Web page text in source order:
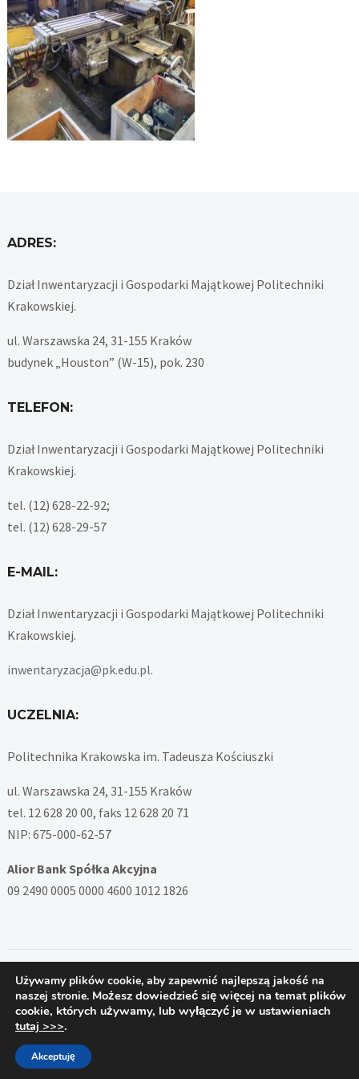
ADRES:
Dział Inwentaryzacji i Gospodarki Majątkowej Politechniki
Krakowskiej.
ul. Warszawska 24, 31-155 Kraków
budynek „Houston” (W-15), pok. 230
TELEFON:
Dział Inwentaryzacji i Gospodarki Majątkowej Politechniki
Krakowskiej.
tel. (12) 628-22-92;
tel. (12) 628-29-57
E-MAIL:
Dział Inwentaryzacji i Gospodarki Majątkowej Politechniki
Krakowskiej.
inwentaryzacja@pk.edu.pl.
UCZELNIA:
Politechnika Krakowska im. Tadeusza Kościuszki
ul. Warszawska 24, 31-155 Kraków
tel. 12 628 20 00, faks 12 628 20 71
NIP: 675-000-62-57
Alior Bank Spółka Akcyjna
09 2490 0005 0000 4600 1012 1826
Copyright © 2026 — System ZSD Politechniki Krakowskiej. All
Rights Reserved
Designed by
Używamy plików cookie, aby zapewnić najlepszą jakość na
naszej stronie. Możesz dowiedzieć się więcej na temat plików
cookie, których używamy, lub wyłączyć je w ustawieniach
tutaj >>>.
Akceptuję